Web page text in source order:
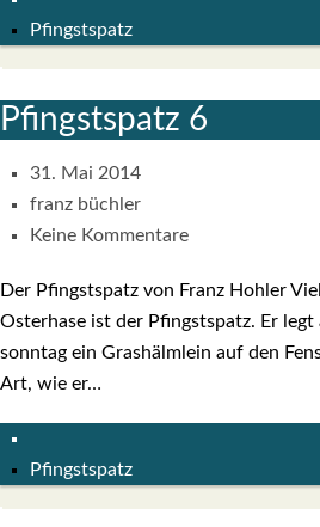
Pfingstspatz
Pfingst­spatz 6
31. Mai 2014
franz büchler
Keine Kommentare
Der Pfingst­spatz von Franz Hoh­ler
Oster­ha­se ist der Pfingst­spatz. Er
sonn­tag ein Gras­hälm­lein auf den
Art, wie er…
Pfingstspatz